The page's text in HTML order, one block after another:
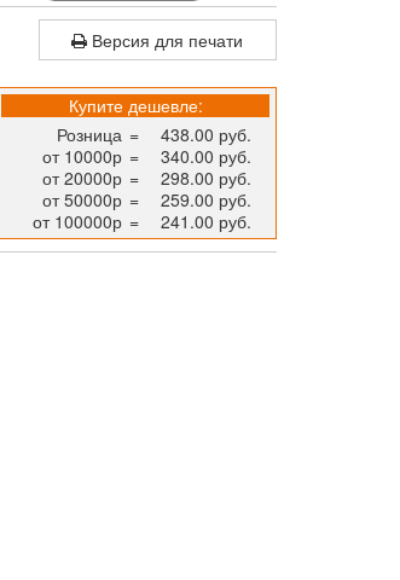
Версия для печати
Купите дешевле:
Розница =
438.00 руб.
от 10000р =
340.00 руб.
от 20000р =
298.00 руб.
от 50000р =
259.00 руб.
от 100000р = 241.00 руб.